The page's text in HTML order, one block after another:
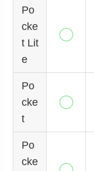
Po
cke
t Lit
e
Po
cke
t
Po
cke